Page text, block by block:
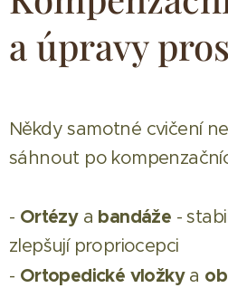
a úpravy
Někdy samotné cvičení
sáhnout po
- Ortézya bandáže -
zlepšují propriocepci
- Ortopedické vložkya